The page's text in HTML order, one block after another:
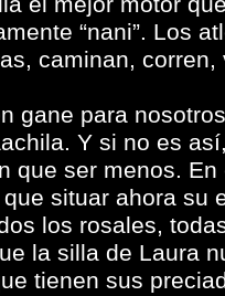
“nani”. Los
caminan,
para
Y si no es
que ser menos.
situar ahora
los rosales,
la silla de Laura
tienen sus